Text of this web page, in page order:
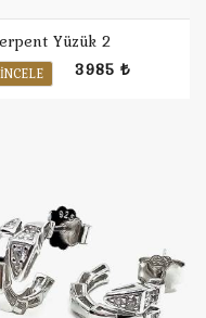
Yüzük 2
İNCELE 3985 ₺